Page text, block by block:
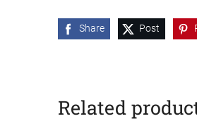
Share Post
Related